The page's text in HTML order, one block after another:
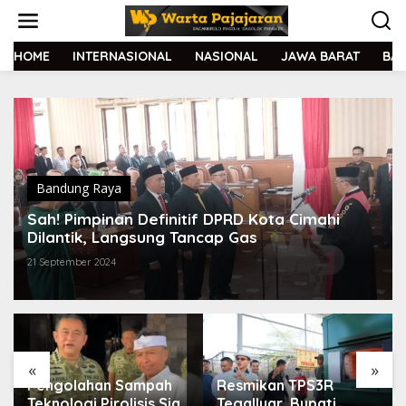
t
HOME INTERNASIONAL NASIONAL JAWA BARAT
Bandung Raya
Sah! Pimpinan Definitif DPRD Kota Cimahi
Dilantik, Langsung Tancap Gas
21 September 2024
« »
Pengolahan Sampah
Resmikan TPS3R